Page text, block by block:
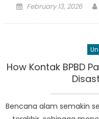
Posted
February 13, 2026
How Kontak BPBD
Bencana alam semakin